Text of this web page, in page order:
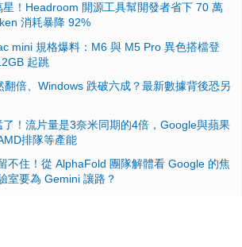
！Headroom 開源工具幫開發者省下 70 萬
消耗暴降 92%
mini 規格爆料：M6 與 M5 Pro 異色搭檔登
起跳
翻倍、Windows 跌破六成？最新數據背後恐另
了！流片量是3奈米同期的4倍，Google與蘋果
排隊等產能
不住！從 AlphaFold 團隊解體看 Google 的焦
室要為 Gemini 讓路？